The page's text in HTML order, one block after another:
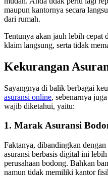
maupun kantornya secara
dari rumah.
Tentunya akan jauh lebih cepat
klaim langsung, serta tidak
Kekurangan
Sayangnya di balik berbagai
asuransi online, sebenarnya
wajib diketahui, yaitu:
1. Marak Asuransi
Faktanya, dibandingkan
asuransi berbasis digital ini
perusahaan bodong. Bahkan
namun tidak memiliki kantor